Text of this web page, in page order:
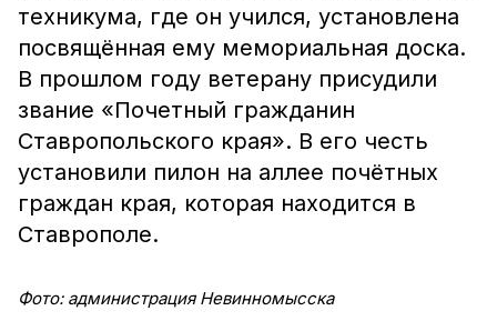
техникума, где он учился, установлена
посвящённая ему мемориальная доска.
В прошлом году ветерану присудили
звание «Почетный гражданин
Ставропольского края». В его честь
установили пилон на аллее почётных
граждан края, которая находится в
Ставрополе.
Фото: администрация Невинномысска